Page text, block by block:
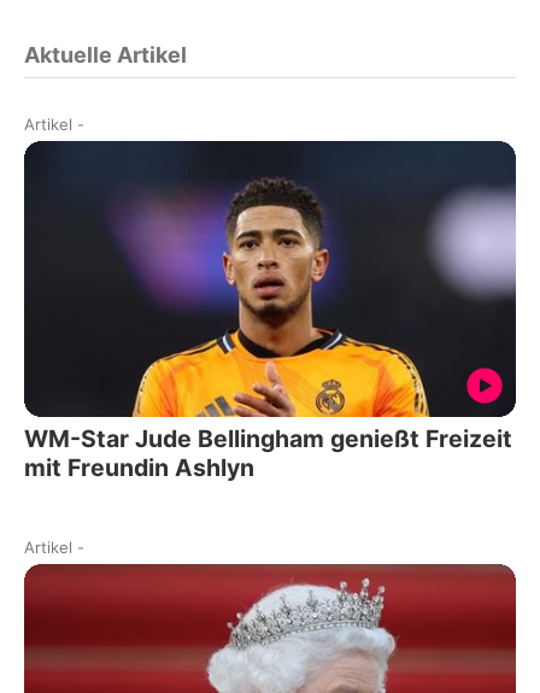
Aktuelle Artikel
Artikel -
WM-Star Jude Bellingham genießt Freizeit
mit Freundin Ashlyn
Artikel -